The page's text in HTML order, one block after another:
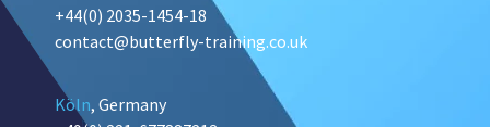
+44(0) 2035-1454-18
contact@butterfly-training.co.uk
Köln, Germany